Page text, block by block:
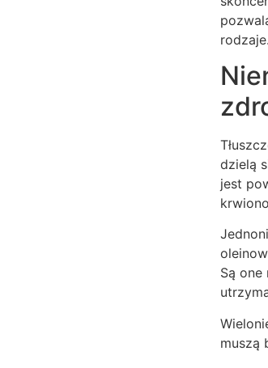
rodzaje.
dzielą
jest
Są
muszą